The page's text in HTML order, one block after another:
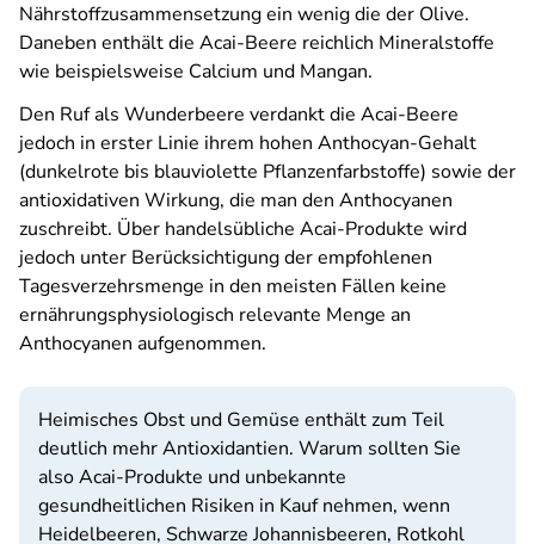
Nährstoffzusammensetzung ein wenig die der Olive.
Daneben enthält die Acai-Beere reichlich Mineralstoffe
wie beispielsweise Calcium und Mangan.
Den Ruf als Wunderbeere verdankt die Acai-Beere
jedoch in erster Linie ihrem hohen Anthocyan-Gehalt
(dunkelrote bis blauviolette Pflanzenfarbstoffe) sowie der
antioxidativen Wirkung, die man den Anthocyanen
zuschreibt. Über handelsübliche Acai-Produkte wird
jedoch unter Berücksichtigung der empfohlenen
Tagesverzehrsmenge in den meisten Fällen keine
ernährungsphysiologisch relevante Menge an
Anthocyanen aufgenommen.
Heimisches Obst und Gemüse enthält zum Teil
deutlich mehr Antioxidantien. Warum sollten Sie
also Acai-Produkte und unbekannte
gesundheitlichen Risiken in Kauf nehmen, wenn
Heidelbeeren, Schwarze Johannisbeeren, Rotkohl